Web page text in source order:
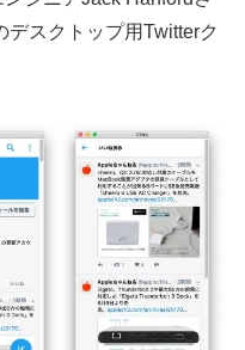
デスクトップ用Twitterク